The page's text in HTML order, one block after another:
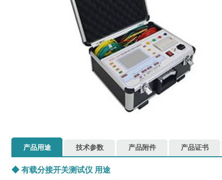
产品用途 技术参数 产品附件 产品证书
◆ 有载分接开关测试仪 用途